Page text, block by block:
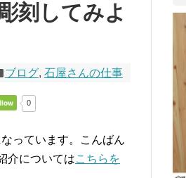
刻してみよ
ブログ, 石屋さんの仕事
0
っています。こんばん
介についてはこちらを